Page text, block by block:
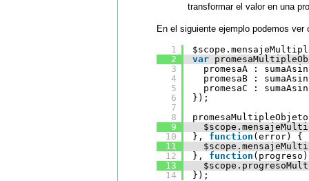
transformar el valor en una
En el siguiente ejemplo podemos
1
2
3
4
5
6
7
8
9
10
11
12
13
14
var
promesaA :
promesaB :
promesaC :
});
}, function (error) {
}, function
});